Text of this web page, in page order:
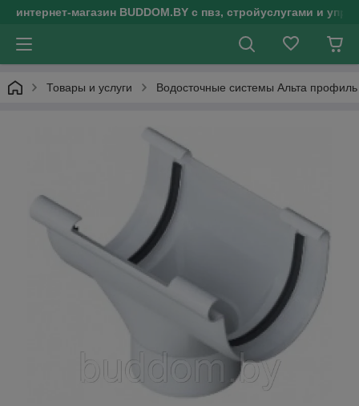
интернет-магазин BUDDOM.BY с пвз, стройуслугами и
Товары и услуги Водосточные системы Альта профиль